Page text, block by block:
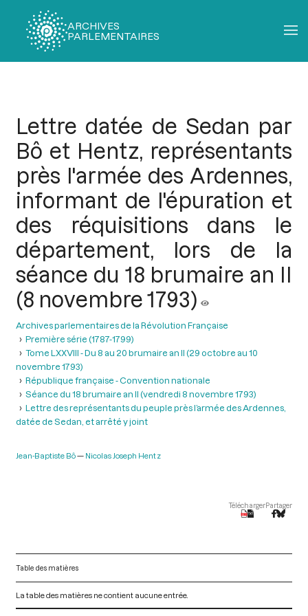
ARCHIVES
PARLEMENTAIRES
Lettre datée de Sedan par
Bô et Hentz, représentants
près l'armée des Ardennes,
informant de l'épuration et
des réquisitions dans le
département, lors de la
séance du 18 brumaire an II
(8 novembre 1793)
Archives parlementaires de la Révolution Française
Première série (1787-1799)
Tome LXXVIII - Du 8 au 20 brumaire an II (29 octobre au 10
novembre 1793)
République française - Convention nationale
Séance du 18 brumaire an II (vendredi 8 novembre 1793)
Lettre des représentants du peuple près l’armée des Ardennes,
datée de Sedan, et arrêté y joint
Jean-Baptiste Bô Nicolas Joseph Hentz
TéléchargerPartager
Table des matières
La table des matières ne contient aucune entrée.